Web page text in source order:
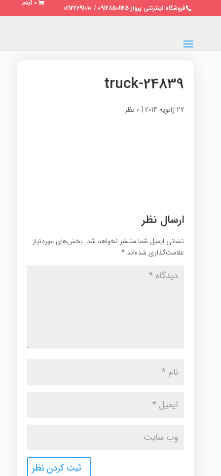
فروشگاه اینترنتی پرواز 09128501125 / 02122691010
0 آیتم
truck-24839
27 ژانویه 2014 | 0 نظر
ارسال نظر
نشانی ایمیل شما منتشر نخواهد شد. بخش‌های موردنیاز
علامت‌گذاری شده‌اند *